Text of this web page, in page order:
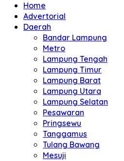
Home
Advertorial
Daerah
Bandar Lampung
Metro
Lampung Tengah
Lampung Timur
Lampung Barat
Lampung Utara
Lampung Selatan
Pesawaran
Pringsewu
Tanggamus
Tulang Bawang
Mesuji